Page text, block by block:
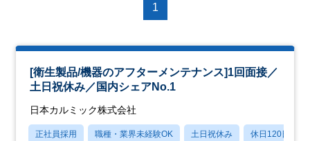
1
[衛生製品/機器のアフターメンテナンス]1回面接／
土日祝休み／国内シェアNo.1
日本カルミック株式会社
正社員採用 職種・業界未経験OK 土日祝休み 休日120日以上